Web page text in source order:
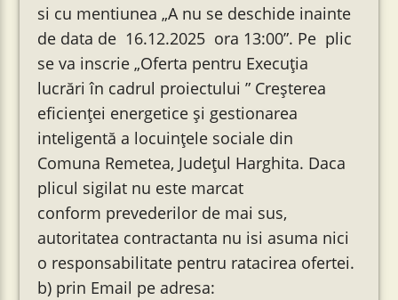
si cu mentiunea „A nu se deschide inainte
de data de 16.12.2025 ora 13:00”. Pe plic
se va inscrie „Oferta pentru Execuția
lucrări în cadrul proiectului ” Creșterea
eficienței energetice și gestionarea
inteligentă a locuințele sociale din
Comuna Remetea, Județul Harghita. Daca
plicul sigilat nu este marcat
conform prevederilor de mai sus,
autoritatea contractanta nu isi asuma nici
o responsabilitate pentru ratacirea ofertei.
b) prin Email pe adresa: